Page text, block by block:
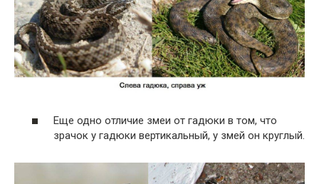
Еще одно отличие змеи от гадюки в том, что
зрачок у гадюки вертикальный, у змей он круглый.